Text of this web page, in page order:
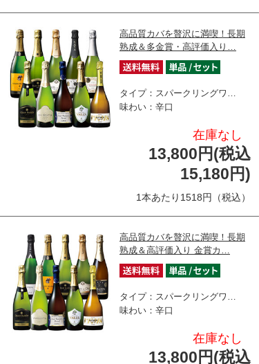
高品質カバを贅沢に満喫！長期
熟成＆多金賞・高評価入り…
タイプ：スパークリングワ…
味わい：辛口
在庫なし
13,800円(税込
15,180円)
1本あたり1518円（税込）
高品質カバを贅沢に満喫！長期
熟成＆高評価入り 金賞カ…
タイプ：スパークリングワ…
味わい：辛口
在庫なし
13,800円(税込